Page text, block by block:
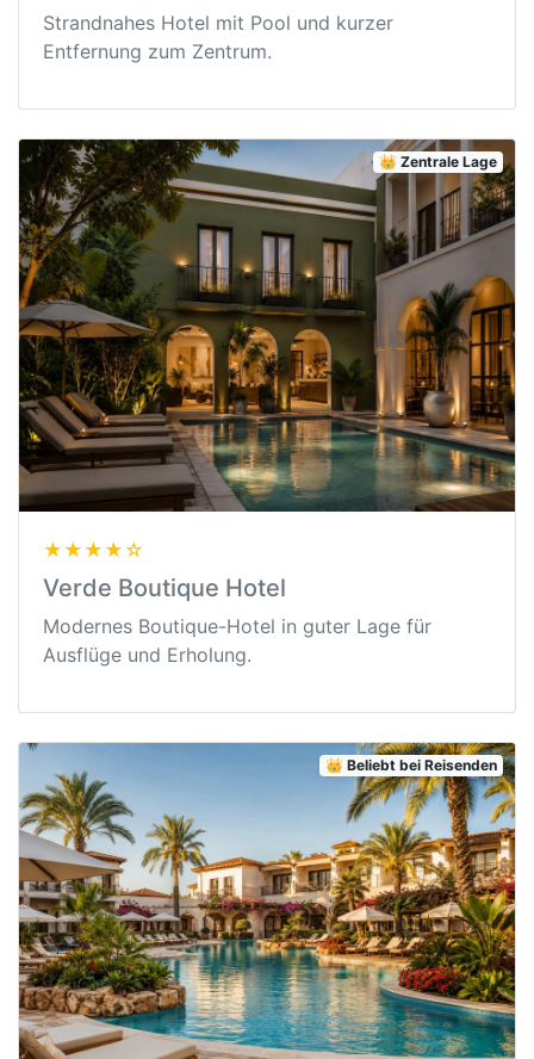
Strandnahes Hotel mit Pool und kurzer
Entfernung zum Zentrum.
👑 Zentrale Lage
★★★★☆
Verde Boutique Hotel
Modernes Boutique-Hotel in guter Lage für
Ausflüge und Erholung.
👑 Beliebt bei Reisenden